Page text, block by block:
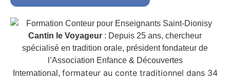
Cantin le Voyageur : Depuis 25 ans, chercheur
spécialisé en tradition orale, président fondateur de
l’Association Enfance & Découvertes
International, formateur au conte traditionnel dans 34